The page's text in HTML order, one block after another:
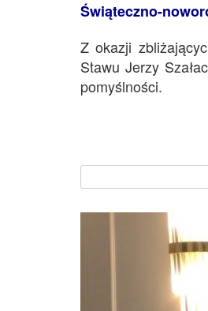
Świąteczno-
Z okazji
Stawu Jerzy
pomyślności.